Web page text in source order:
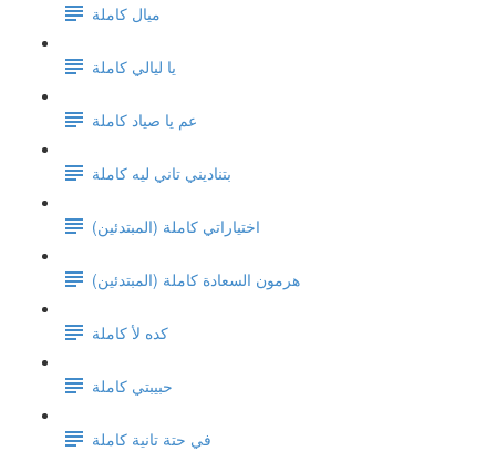
ميال كاملة
يا ليالي كاملة
عم يا صياد كاملة
بتناديني تاني ليه كاملة
اختياراتي كاملة (المبتدئين)
هرمون السعادة كاملة (المبتدئين)
كده لأ كاملة
حبيبتي كاملة
في حتة تانية كاملة